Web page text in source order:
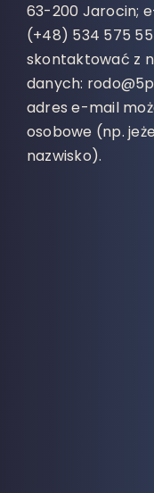
63-200 Jarocin;
(+48) 534 575
skontaktować z
danych:
adres e-mail
osobowe (np.
nazwisko).